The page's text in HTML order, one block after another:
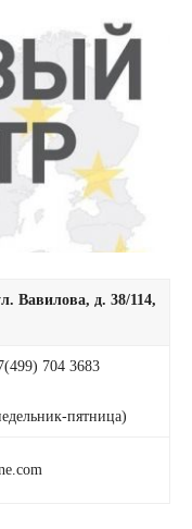
Вавилова, д. 38/114,
704 3683
пятница)